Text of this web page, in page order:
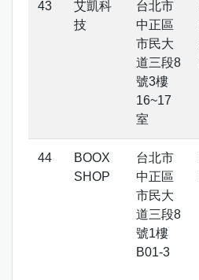
艾凱科
技
台北市
中正區
市民大
道三段8
號3樓
16~17
室
BOOX
SHOP
台北市
中正區
市民大
道三段8
號1樓
B01-3